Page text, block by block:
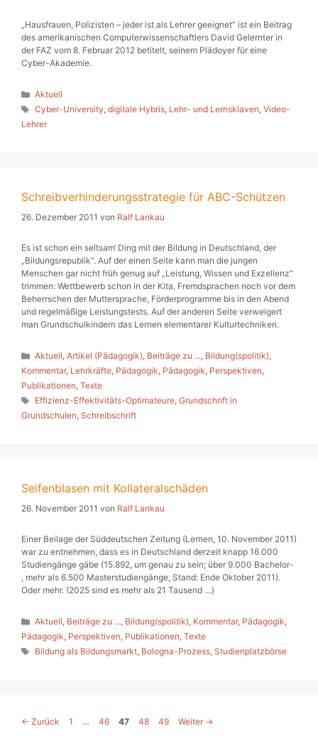
„Hausfrauen, Polizisten – jeder ist als Lehrer geeignet“ ist ein Beitrag
des amerikanischen Computerwissenschaftlers David Gelernter in
der FAZ vom 8. Februar 2012 betitelt, seinem Plädoyer für eine
Cyber-Akademie.
Kategorien
Aktuell
Schlagwörter
Cyber-University,digitale Hybris, Lehr- und Lernsklaven,Video-
Lehrer
Schreibverhinderungsstrategie für ABC-Schützen
26. Dezember 2011 von Ralf Lankau
Es ist schon ein seltsam‘ Ding mit der Bildung in Deutschland, der
„Bildungsrepublik“. Auf der einen Seite kann man die jungen
Menschen gar nicht früh genug auf „Leistung, Wissen und Exzellenz“
trimmen: Wettbewerb schon in der Kita, Fremdsprachen noch vor dem
Beherrschen der Muttersprache, Förderprogramme bis in den Abend
und regelmäßige Leistungstests. Auf der anderen Seite verweigert
man Grundschulkindern das Lernen elementarer Kulturtechniken.
Kategorien
Aktuell,Artikel (Pädagogik), Beiträge zu ..., Bildung(spolitik),
Kommentar, Lehrkräfte, Pädagogik, Pädagogik, Perspektiven,
Publikationen, Texte
Schlagwörter
Effizienz-Effektivitäts-Optimateure,Grundschrift in
Grundschulen, Schreibschrift
Seifenblasen mit Kollateralschäden
26. November 2011 von Ralf Lankau
Einer Beilage der Süddeutschen Zeitung (Lernen, 10. November 2011)
war zu entnehmen, dass es in Deutschland derzeit knapp 16.000
Studiengänge gäbe (15.892, um genau zu sein; über 9.000 Bachelor-
, mehr als 6.500 Masterstudiengänge, Stand: Ende Oktober 2011).
Oder mehr. (2025 sind es mehr als 21 Tausend …)
Kategorien
Aktuell, Beiträge zu ..., Bildung(spolitik), Kommentar, Pädagogik,
Pädagogik, Perspektiven, Publikationen, Texte
Schlagwörter
Bildung als Bildungsmarkt, Bologna-Prozess,Studienplatzbörse
← Zurück Seite
1 … Seite
46 Seite
47 Seite
48 Seite
49 Weiter →